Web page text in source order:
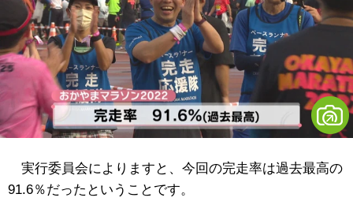
実行委員会によりますと、今回の完走率は過去最高の
91.6％だったということです。